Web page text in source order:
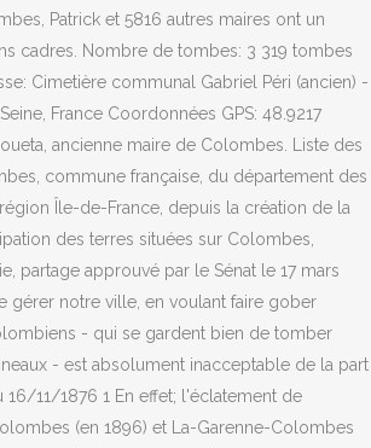
Patrick et 5816 autres maires ont un
cadres. Nombre de tombes: 3 319 tombes
Cimetière communal Gabriel Péri (ancien) -
France Coordonnées GPS: 48.9217
ancienne maire de Colombes. Liste des
commune française, du département des
Île-de-France, depuis la création de la
des terres situées sur Colombes,
partage approuvé par le Sénat le 17 mars
gérer notre ville, en voulant faire gober
- qui se gardent bien de tomber
- est absolument inacceptable de la part
16/11/1876 1 En effet; l'éclatement de
(en 1896) et La-Garenne-Colombes